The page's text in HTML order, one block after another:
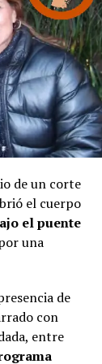
disponibles,
como la
O’Higgins
obras
una
tienen
PMB, pero
clara sobre
situación,
desde
la falta de
Javiera
ha apoyado
confía en
de un corte
el cuerpo
el puente
una
de
con
entre